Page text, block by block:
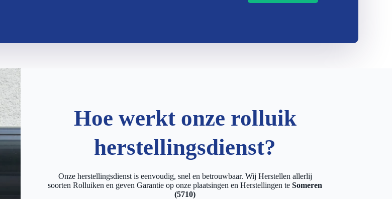
Hoe werkt onze rolluik
herstellingsdienst?
Onze herstellingsdienst is eenvoudig, snel en betrouwbaar. Wij Herstellen allerlij
soorten Rolluiken en geven Garantie op onze plaatsingen en Herstellingen teSomeren
(5710)